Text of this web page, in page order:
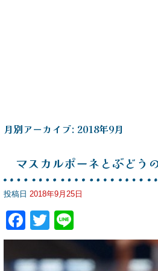
月別アーカイブ: 2018年9月
マスカルポーネとぶどう
投稿日 2018年9月25日
F
a
c
T
wi
tt
n
e